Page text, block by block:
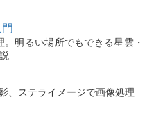
明るい場所でもできる星雲・
、ステライメージで画像処理